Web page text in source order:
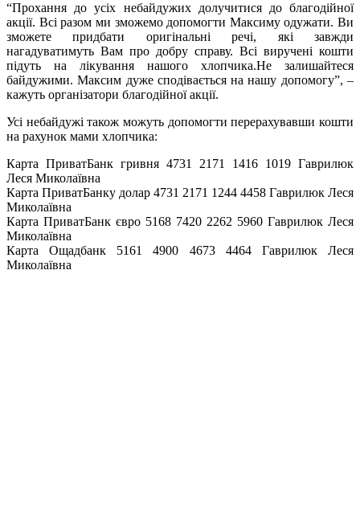
“Прохання до усіх небайдужих долучитися до благодійної
акції. Всі разом ми зможемо допомогти Максиму одужати. Ви
зможете придбати оригінальні речі, які завжди
нагадуватимуть Вам про добру справу. Всі виручені кошти
підуть на лікування нашого хлопчика.Не залишайтеся
байдужими. Максим дуже сподівається на нашу допомогу”, –
кажуть організатори благодійної акції.
Усі небайдужі також можуть допомогти перерахувавши кошти
на рахунок мами хлопчика:
Карта ПриватБанк гривня 4731 2171 1416 1019 Гаврилюк
Леся Миколаївна
Карта ПриватБанку долар 4731 2171 1244 4458 Гаврилюк Леся
Миколаївна
Карта ПриватБанк євро 5168 7420 2262 5960 Гаврилюк Леся
Миколаївна
Карта Ощадбанк 5161 4900 4673 4464 Гаврилюк Леся
Миколаївна